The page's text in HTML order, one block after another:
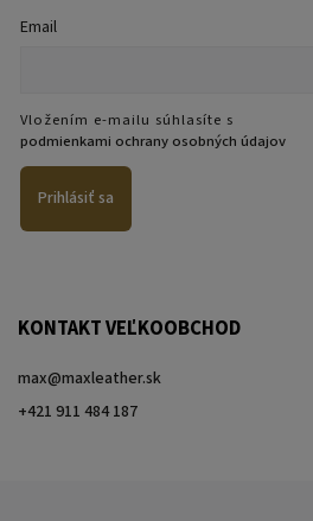
Email
Vložením e-mailu súhlasíte s
podmienkami ochrany osobných údajov
Prihlásiť sa
KONTAKT VEĽKOOBCHOD
max@maxleather.sk
+421 911 484 187